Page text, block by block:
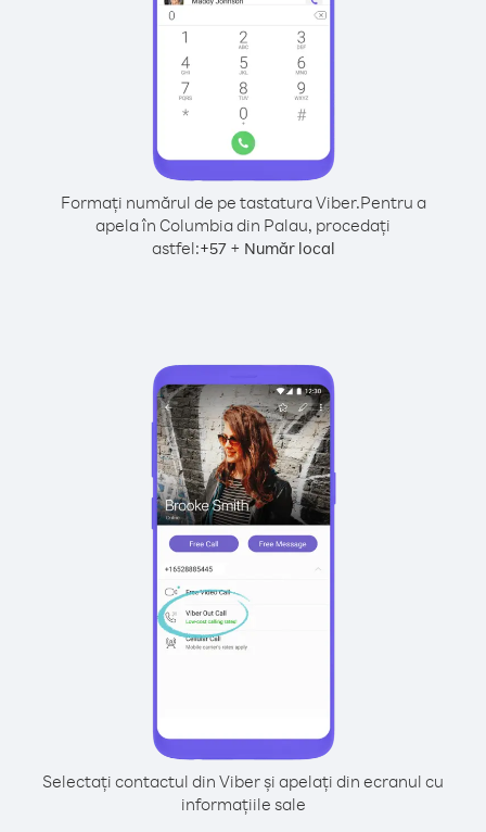
Formați numărul de pe tastatura Viber.Pentru a
apela în Columbia din Palau, procedați
astfel:+57+ Număr local
Selectați contactul din Viber și apelați din ecranul cu
informațiile sale